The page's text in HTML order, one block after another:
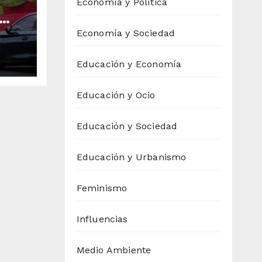
a
Economía y Política
Economía y Sociedad
Educación y Economía
Educación y Ocio
Educación y Sociedad
Educación y Urbanismo
Feminismo
Influencias
Medio Ambiente